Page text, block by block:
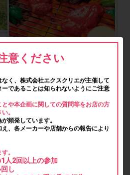
意ください
く、株式会社エクスクリエが主催して
であることは知られないようにご注意
や本企画に関しての質問等をお店の方
。
頻発しています。
、各メーカーや店舗からの報告により
。
人2回以上の参加
し